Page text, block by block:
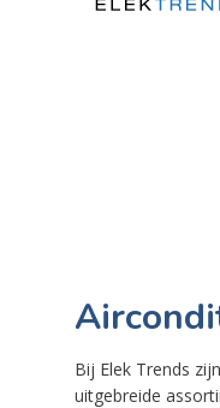
Bij Elek Trends
uitgebreide